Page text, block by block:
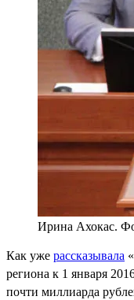
Ирина Ахокас.
Как уже рассказывала
региона к 1 января
почти миллиарда